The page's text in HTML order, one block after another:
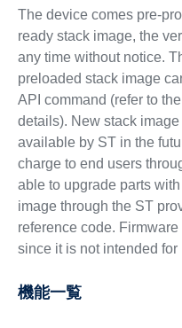
The device comes pre-
ready stack image, the
any time without notice.
preloaded stack image
API command (refer to
details). New stack
available by ST in the
charge to end users
able to upgrade parts
image through the ST
reference code.
since it is not intended
機能一覧